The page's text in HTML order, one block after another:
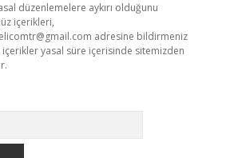
düzenlemelere aykırı olduğunu
içerikleri,
adresine bildirmeniz
yasal süre içerisinde sitemizden